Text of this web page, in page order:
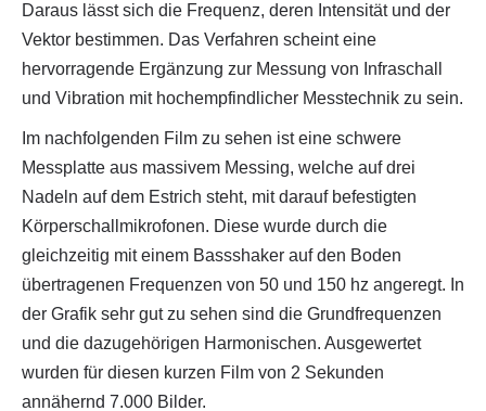
Daraus lässt sich die Frequenz, deren Intensität und der
Vektor bestimmen. Das Verfahren scheint eine
hervorragende Ergänzung zur Messung von Infraschall
und Vibration mit hochempfindlicher Messtechnik zu sein.
Im nachfolgenden Film zu sehen ist eine schwere
Messplatte aus massivem Messing, welche auf drei
Nadeln auf dem Estrich steht, mit darauf befestigten
Körperschallmikrofonen. Diese wurde durch die
gleichzeitig mit einem Bassshaker auf den Boden
übertragenen Frequenzen von 50 und 150 hz angeregt. In
der Grafik sehr gut zu sehen sind die Grundfrequenzen
und die dazugehörigen Harmonischen. Ausgewertet
wurden für diesen kurzen Film von 2 Sekunden
annähernd 7.000 Bilder.